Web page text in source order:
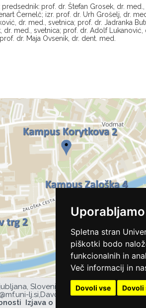
Spletna stran
piškotki bodo
funkcionalnih in
Več informacij in
Dovoli vse Dovoli
predsednik: prof. dr. Štefan Grosek, dr.
Černelč; izr. prof. dr. Urh Grošelj, dr.
dr. med., svetnica; prof. dr. Jadranka
dr. med., svetnica; prof. dr. Adolf
dr. Maja Ovsenik, dr. dent. med.
Slovenija,
lj.si,Davčna številka UL MF:
Izjava o dostopnosti